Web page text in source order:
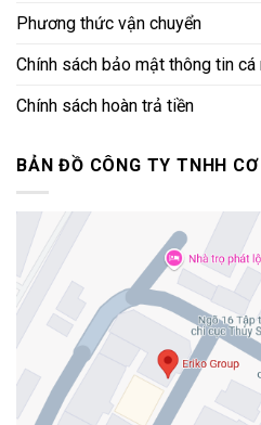
Phương thức vận chuyển
Chính sách bảo mật thông tin cá
Chính sách hoàn trả tiền
BẢN ĐỒ CÔNG TY TNHH